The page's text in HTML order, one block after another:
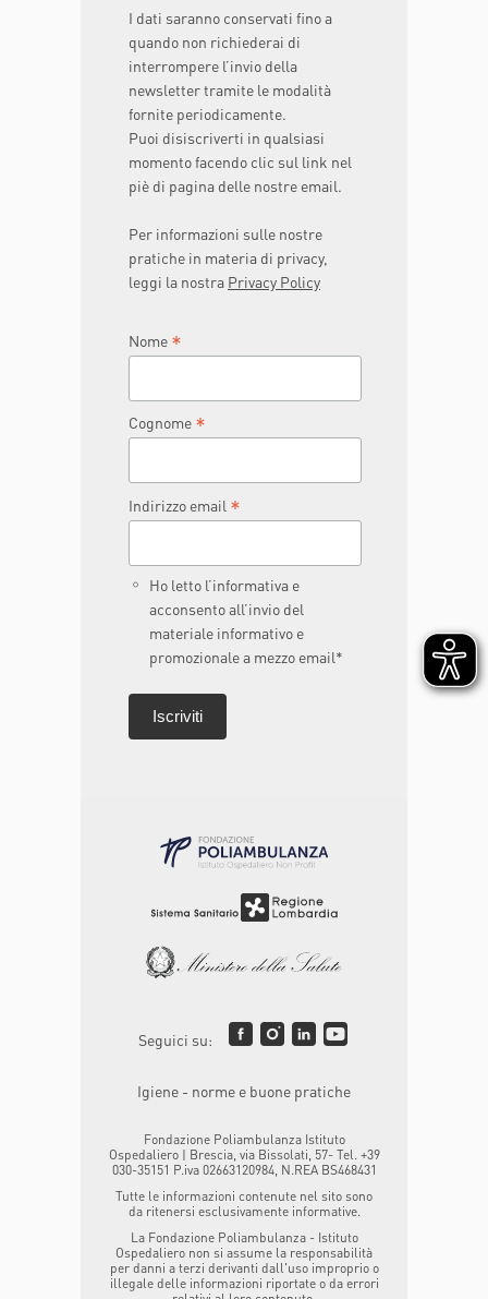
I dati saranno conservati fino a
quando non richiederai di
interrompere l’invio della
newsletter tramite le modalità
fornite periodicamente.
Puoi disiscriverti in qualsiasi
momento facendo clic sul link nel
piè di pagina delle nostre email.
Per informazioni sulle nostre
pratiche in materia di privacy,
leggi la nostra Privacy Policy
Nome *
Cognome *
Indirizzo email *
Ho letto l’informativa e
acconsento all’invio del
materiale informativo e
promozionale a mezzo email*
Seguici su:
Igiene - norme e buone pratiche
Fondazione Poliambulanza Istituto
Ospedaliero | Brescia, via Bissolati, 57- Tel. +39
030-35151 P.iva 02663120984, N.REA BS468431
Tutte le informazioni contenute nel sito sono
da ritenersi esclusivamente informative.
La Fondazione Poliambulanza - Istituto
Ospedaliero non si assume la responsabilità
per danni a terzi derivanti dall'uso improprio o
illegale delle informazioni riportate o da errori